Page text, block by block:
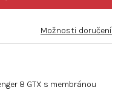
Možnosti doručení
8 GTX s membránou